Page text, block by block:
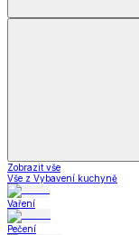
Zobrazit vše
Vše z Vybavení kuchyně
Vaření
Pečení